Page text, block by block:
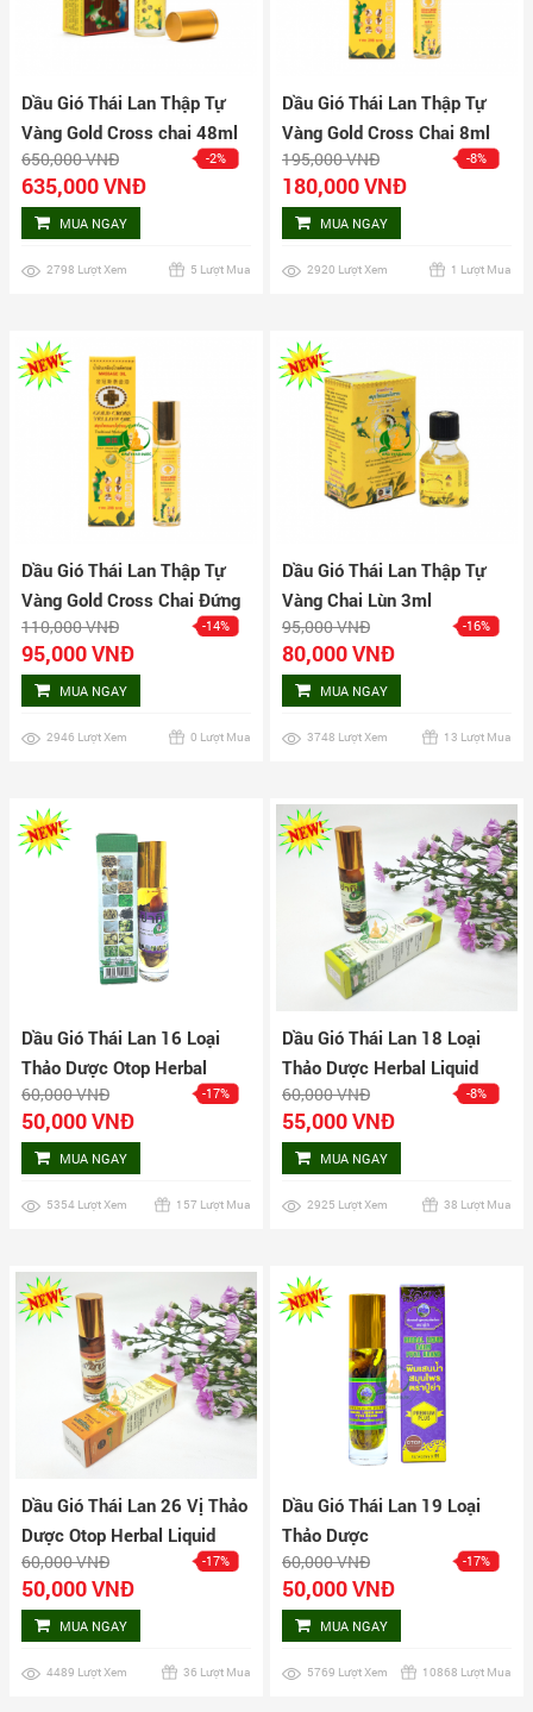
Dầu Gió Thái Lan Thập Tự
Vàng Gold Cross chai 48ml
650,000 VNĐ -2%
635,000 VNĐ
MUA NGAY
2798 Lượt Xem 5 Lượt Mua
Dầu Gió Thái Lan Thập Tự
Vàng Gold Cross Chai 8ml
195,000 VNĐ -8%
180,000 VNĐ
MUA NGAY
2920 Lượt Xem 1 Lượt Mua
Dầu Gió Thái Lan Thập Tự
Vàng Gold Cross Chai Đứng
3ml
110,000 VNĐ -14%
95,000 VNĐ
MUA NGAY
2946 Lượt Xem 0 Lượt Mua
Dầu Gió Thái Lan Thập Tự
Vàng Chai Lùn 3ml
95,000 VNĐ -16%
80,000 VNĐ
MUA NGAY
3748 Lượt Xem 13 Lượt Mua
Dầu Gió Thái Lan 16 Loại
Thảo Dược Otop Herbal
Liquid Balm Yatim Brand
60,000 VNĐ -17%
50,000 VNĐ
MUA NGAY
5354 Lượt Xem 157 Lượt Mua
Dầu Gió Thái Lan 18 Loại
Thảo Dược Herbal Liquid
Balm Yatim Brand
60,000 VNĐ -8%
55,000 VNĐ
MUA NGAY
2925 Lượt Xem 38 Lượt Mua
Dầu Gió Thái Lan 26 Vị Thảo
Dược Otop Herbal Liquid
Balm
60,000 VNĐ -17%
50,000 VNĐ
MUA NGAY
4489 Lượt Xem 36 Lượt Mua
Dầu Gió Thái Lan 19 Loại
Thảo Dược
60,000 VNĐ -17%
50,000 VNĐ
MUA NGAY
5769 Lượt Xem 10868 Lượt Mua